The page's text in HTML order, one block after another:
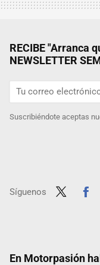
RECIBE "Arranca
NEWSLETTER
Suscribiéndote aceptas
Síguenos
En Motorpasión